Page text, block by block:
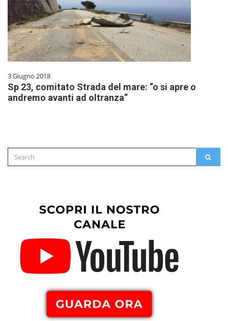
3 Giugno 2018
Sp 23, comitato Strada del mare: “o si apre o
andremo avanti ad oltranza”
Search
for: